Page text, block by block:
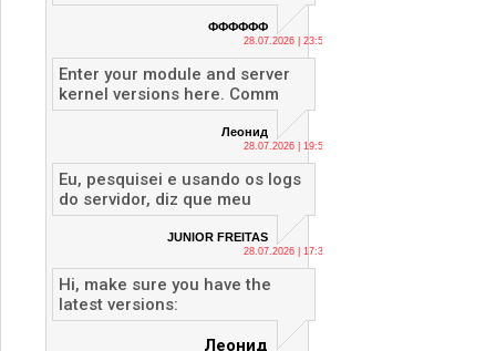
ФФФФФФ
28.07.2026 | 23:56
Enter your module and server
kernel versions here. Comm
Леонид
28.07.2026 | 19:53
Eu, pesquisei e usando os logs
do servidor, diz que meu
JUNIOR FREITAS
28.07.2026 | 17:36
Hi, make sure you have the
latest versions:
Леонид